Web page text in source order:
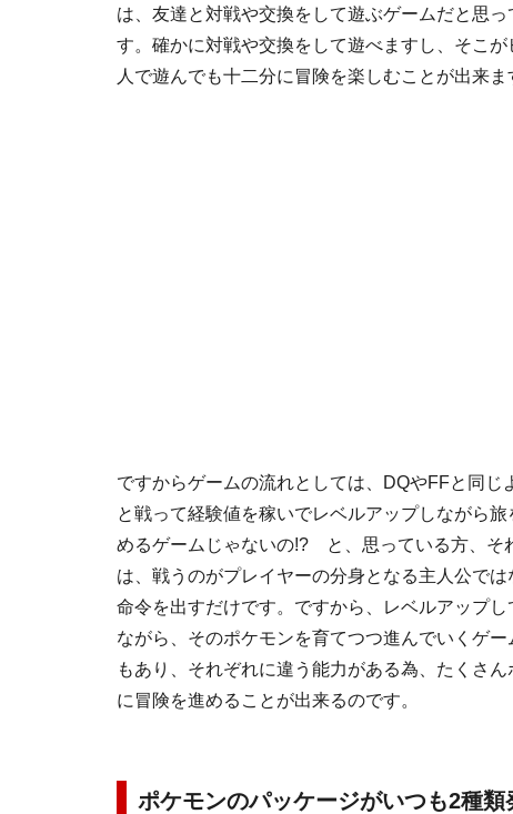
は、友達と対戦や交換をして遊ぶゲームだと思
す。確かに対戦や交換をして遊べますし、そこ
人で遊んでも十二分に冒険を楽しむことが出来ま
ですからゲームの流れとしては、DQやFFと同
と戦って経験値を稼いでレベルアップしながら
めるゲームじゃないの!? と、思っている方、そ
は、戦うのがプレイヤーの分身となる主人公で
命令を出すだけです。ですから、レベルアップ
ながら、そのポケモンを育てつつ進んでいくゲ
もあり、それぞれに違う能力がある為、たくさ
に冒険を進めることが出来るのです。
ポケモンのパッケージがいつも2種類